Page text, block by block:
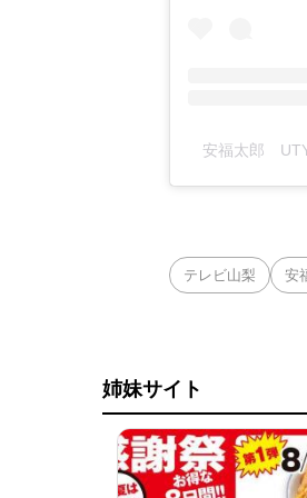
安福太郎
テレビ山梨 安
姉妹サイト